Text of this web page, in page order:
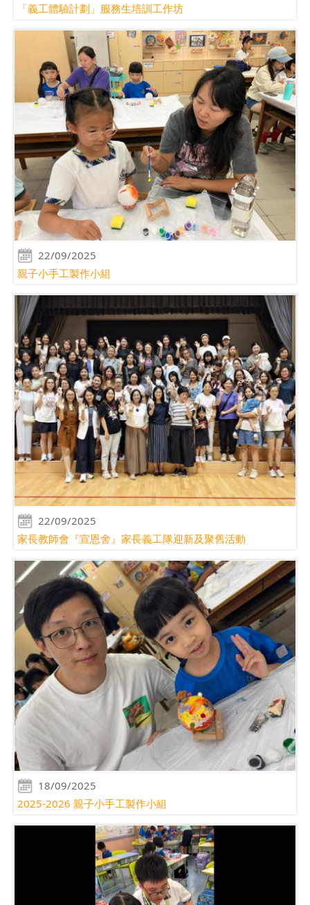
「義工體驗計劃」服務生培訓工作坊
22/09/2025
親子小手工製作小組
22/09/2025
家長教師會『宣恩舍』家長義工隊迎新及聚舊活動
18/09/2025
2025-2026 親子小手工製作小組